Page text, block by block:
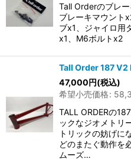
Tall Orderのブレ
ブレーキマウント
ブx1、ジャイロ用
x1、M6ボルトx2
Tall Order 187
47,000円(税込)
希望小売価格:
TALL ORDERの
ックなジオメトリ
トリックの妨げに
どのまたぐ動作を
ムーズ…